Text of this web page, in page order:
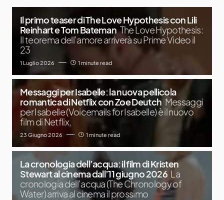
Il primo teaser di The Love Hypothesis con Lili
Reinhart e Tom Bateman The Love Hypothesis:
Il teorema dell’amore arriverà su Prime Video il
23
1 Luglio 2026 1 minute read
Messaggi per Isabelle: la nuova pellicola
romantica di Netflix con Zoe Deutch Messaggi
per Isabelle (Voicemails for Isabelle) è il nuovo
film di Netflix,
23 Giugno 2026 1 minute read
La cronologia dell’acqua: il film di Kristen
Stewart al cinema dall’11 giugno 2026 La
cronologia dell’acqua (The Chronology of
Water) arriva al cinema il prossimo